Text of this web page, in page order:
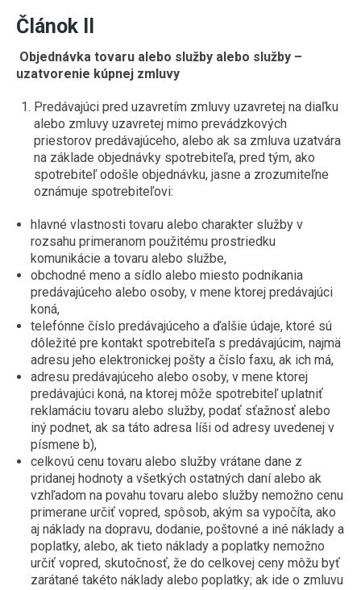
Článok II
Objednávka tovaru alebo služby alebo služby –
uzatvorenie kúpnej zmluvy
Predávajúci pred uzavretím zmluvy uzavretej na diaľku
alebo zmluvy uzavretej mimo prevádzkových
priestorov predávajúceho, alebo ak sa zmluva uzatvára
na základe objednávky spotrebiteľa, pred tým, ako
spotrebiteľ odošle objednávku, jasne a zrozumiteľne
oznámuje spotrebiteľovi:
hlavné vlastnosti tovaru alebo charakter služby v
rozsahu primeranom použitému prostriedku
komunikácie a tovaru alebo službe,
obchodné meno a sídlo alebo miesto podnikania
predávajúceho alebo osoby, v mene ktorej predávajúci
koná,
telefónne číslo predávajúceho a ďalšie údaje, ktoré sú
dôležité pre kontakt spotrebiteľa s predávajúcim, najmä
adresu jeho elektronickej pošty a číslo faxu, ak ich má,
adresu predávajúceho alebo osoby, v mene ktorej
predávajúci koná, na ktorej môže spotrebiteľ uplatniť
reklamáciu tovaru alebo služby, podať sťažnosť alebo
iný podnet, ak sa táto adresa líši od adresy uvedenej v
písmene b),
celkovú cenu tovaru alebo služby vrátane dane z
pridanej hodnoty a všetkých ostatných daní alebo ak
vzhľadom na povahu tovaru alebo služby nemožno cenu
primerane určiť vopred, spôsob, akým sa vypočíta, ako
aj náklady na dopravu, dodanie, poštovné a iné náklady a
poplatky, alebo, ak tieto náklady a poplatky nemožno
určiť vopred, skutočnosť, že do celkovej ceny môžu byť
zarátané takéto náklady alebo poplatky; ak ide o zmluvu